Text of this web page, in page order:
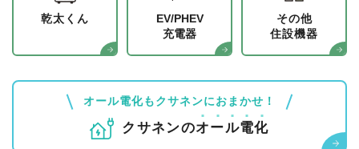
乾太くん
EV/PHEV
充電器
その他
住設機器
オール電化もクサネンにおまかせ！
クサネンのオール電化